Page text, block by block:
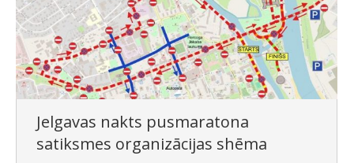
Jelgavas nakts pusmaratona
satiksmes organizācijas shēma